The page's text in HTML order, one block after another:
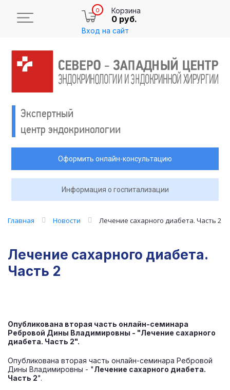
0 Корзина
0 руб.
Вход на сайт
Экспертный
центр эндокринологии
Оформить онлайн-консультацию
Информация о госпитализации
Главная Новости Лечение сахарного диабета. Часть 2
Лечение сахарного диабета.
Часть 2
Опубликована вторая часть онлайн-семинара
Ребровой Дины Владимировны - "Лечение сахарного
диабета. Часть 2".
Опубликована вторая часть онлайн-семинара Ребровой
Дины Владимировны - "Лечение сахарного диабета.
Часть 2".